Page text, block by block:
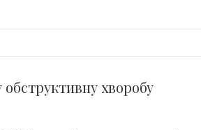
обструктивну хворобу